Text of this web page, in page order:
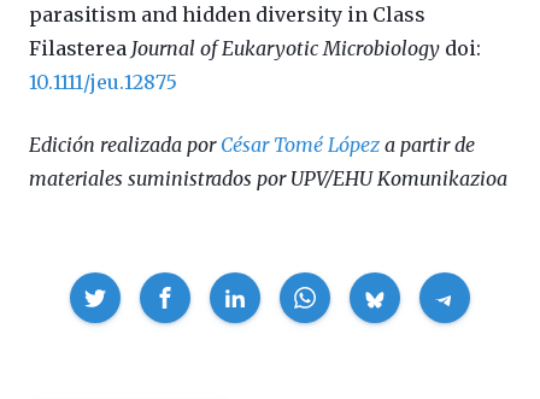
parasitism and hidden diversity in Class
Filasterea Journal of Eukaryotic Microbiology doi:
10.1111/jeu.12875
Edición realizada por César Tomé López a partir de
materiales suministrados por UPV/EHU Komunikazioa
Compartir